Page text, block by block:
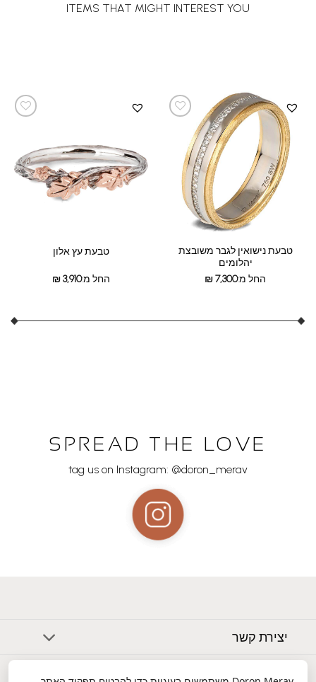
ITEMS THAT MIGHT INTEREST YOU
טבעת נישואין לגבר משובצת
יהלומים
החל מ:
₪7,300
טבעת עץ אלון
החל מ: ₪3,910
SPREAD THE LOVE
tag us on Instagram: @doron_merav
יצירת קשר